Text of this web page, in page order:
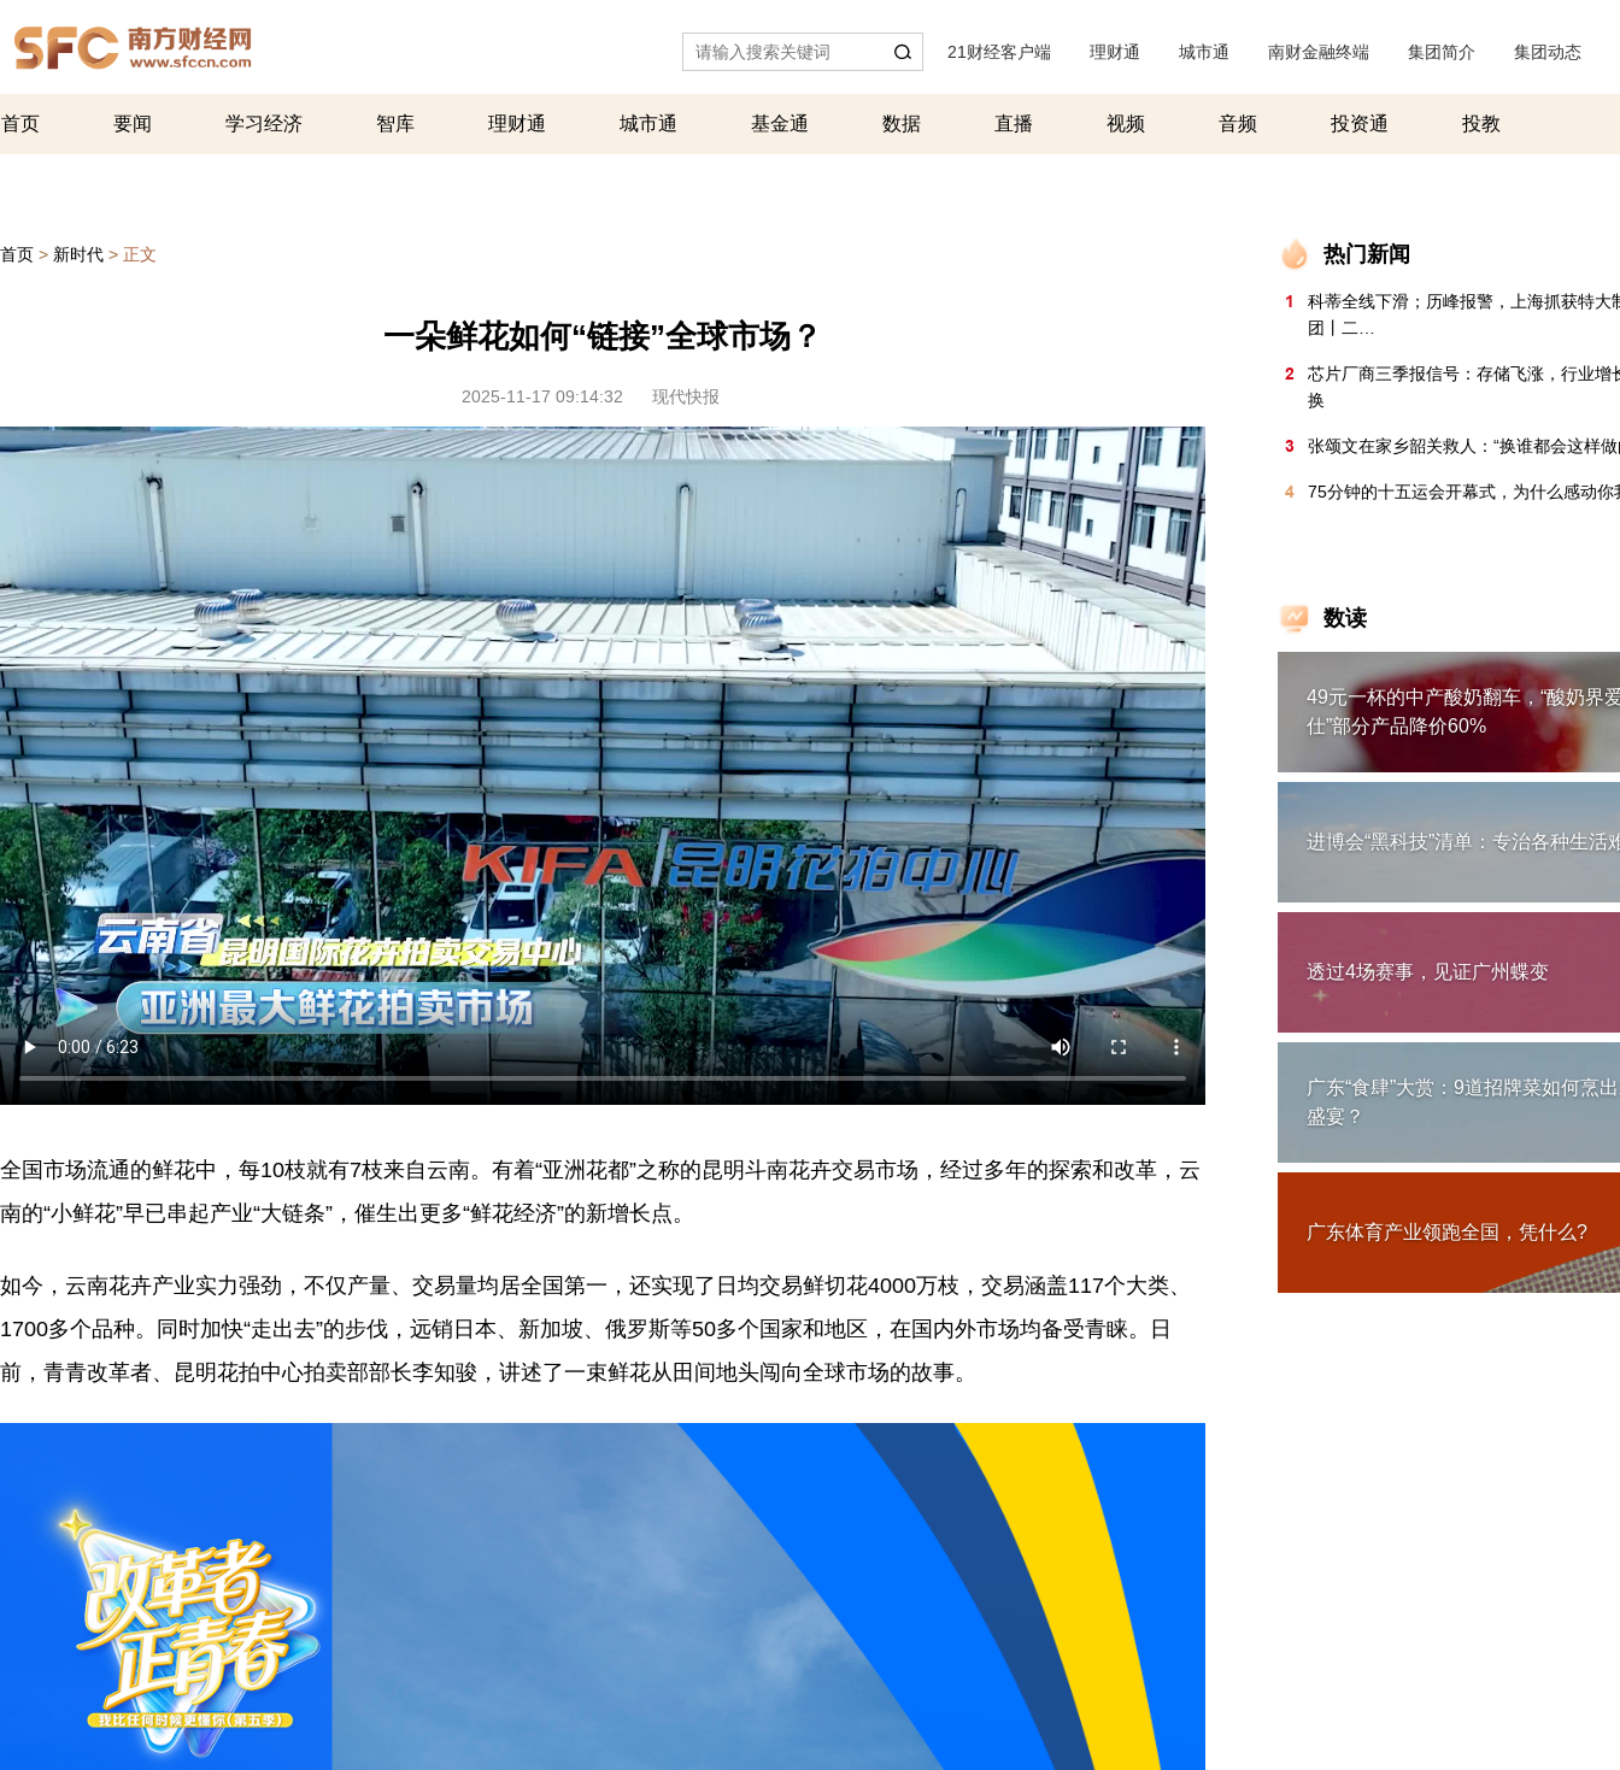
21财经客户端 理财通 城市通 南财金融终端 集团简介 集团动态
首页 要闻 学习经济 智库 理财通 城市通 基金通 数据 直播 视频 音频 投资通 投教
首页 > 新时代 > 正文
一朵鲜花如何“链接”全球市场？
2025-11-17 09:14:32 现代快报
全国市场流通的鲜花中，每10枝就有7枝来自云南。有着“亚洲花都”之称的昆明斗南花卉交易市场，经过多年的探索和改革，云
南的“小鲜花”早已串起产业“大链条”，催生出更多“鲜花经济”的新增长点。
如今，云南花卉产业实力强劲，不仅产量、交易量均居全国第一，还实现了日均交易鲜切花4000万枝，交易涵盖117个大类、
1700多个品种。同时加快“走出去”的步伐，远销日本、新加坡、俄罗斯等50多个国家和地区，在国内外市场均备受青睐。日
前，青青改革者、昆明花拍中心拍卖部部长李知骏，讲述了一束鲜花从田间地头闯向全球市场的故事。
热门新闻
1
科蒂全线下滑；历峰报警，上海抓获特大
团丨二…
2
芯片厂商三季报信号：存储飞涨，行业增
换
3 张颂文在家乡韶关救人：“换谁都会这样做
4 75分钟的十五运会开幕式，为什么感动你
数读
49元一杯的中产酸奶翻车，“酸奶界
仕”部分产品降价60%
进博会“黑科技”清单：专治各种生活
透过4场赛事，见证广州蝶变
广东“食肆”大赏：9道招牌菜如何烹
盛宴？
广东体育产业领跑全国，凭什么?